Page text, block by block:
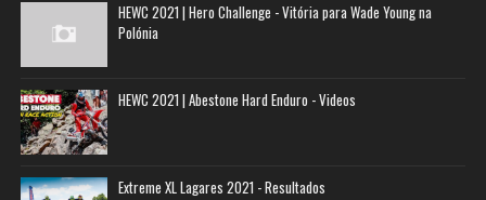
HEWC 2021 | Hero Challenge - Vitória para Wade Young na
Polónia
HEWC 2021 | Abestone Hard Enduro - Videos
Extreme XL Lagares 2021 - Resultados